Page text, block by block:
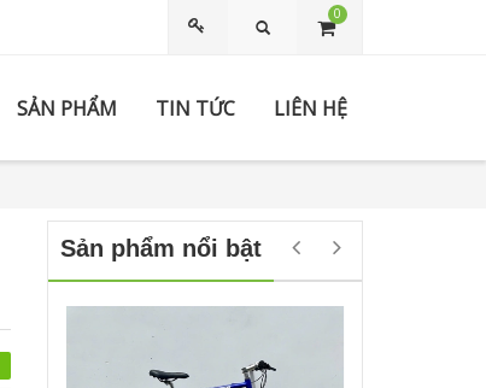
0
Tìm kiếm
SẢN PHẨM TIN TỨC LIÊN HỆ
Sản phẩm nổi bật